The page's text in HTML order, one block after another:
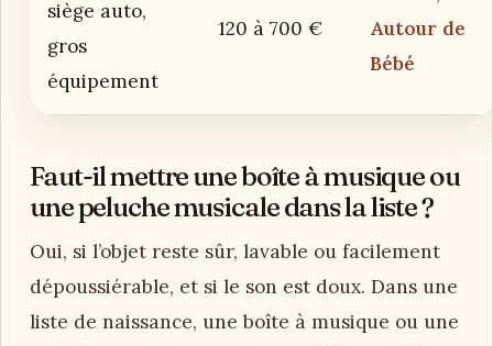
siège auto,
gros
équipement
120 à 700 €
Autour de
Bébé
Faut-il mettre une boîte à musique ou
une peluche musicale dans la liste ?
Oui, si l’objet reste sûr, lavable ou facilement
dépoussiérable, et si le son est doux. Dans une
liste de naissance, une boîte à musique ou une